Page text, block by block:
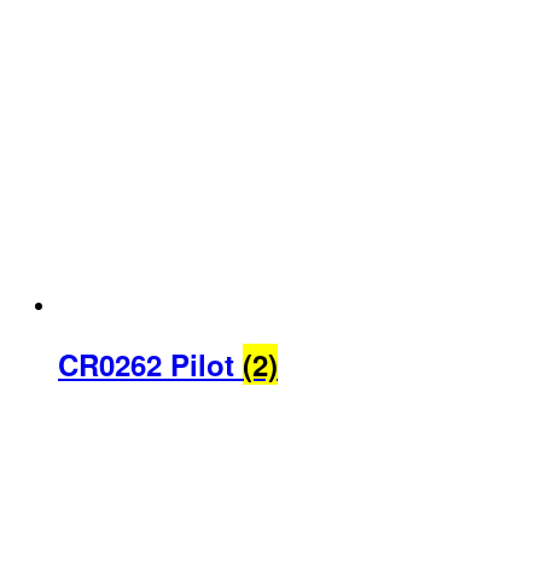
CR0262 Pilot (2)